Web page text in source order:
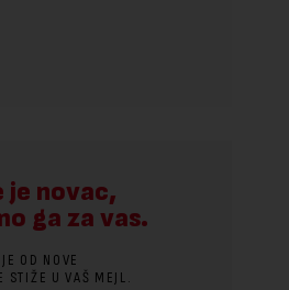
je novac,
ga za vas.
OD NOVE
STIŽE U VAŠ MEJL.